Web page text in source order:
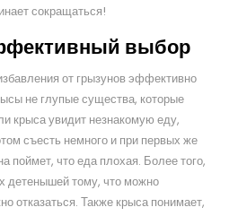
сокращаться!
выбор
от грызунов эффективно
не глупые существа, которые
крыса увидит незнакомую еду,
съесть немного и при первых же
поймет, что еда плохая. Более того,
детенышей тому, что можно
отказаться. Также крыса понимает,